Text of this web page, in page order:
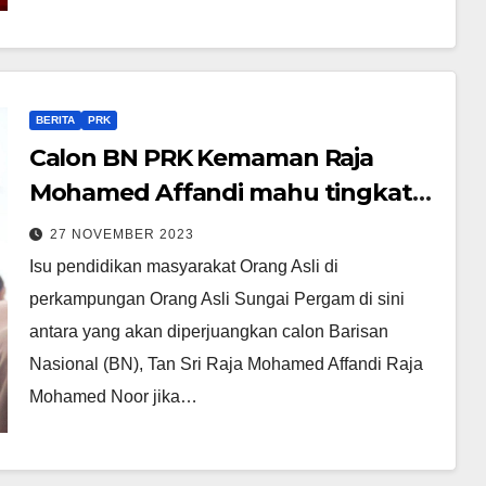
BERITA PRK
Calon BN PRK Kemaman Raja
Mohamed Affandi mahu tingkat
pendidikan Orang Asli
27 NOVEMBER 2023
Isu pendidikan masyarakat Orang Asli di
perkampungan Orang Asli Sungai Pergam di sini
antara yang akan diperjuangkan calon Barisan
Nasional (BN), Tan Sri Raja Mohamed Affandi Raja
Mohamed Noor jika…